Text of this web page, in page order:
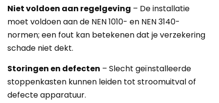
Niet voldoen aan regelgeving – De installatie
moet voldoen aan de NEN 1010- en NEN 3140-
normen; een fout kan betekenen dat je verzekering
schade niet dekt.
Storingen en defecten – Slecht geïnstalleerde
stoppenkasten kunnen leiden tot stroomuitval of
defecte apparatuur.